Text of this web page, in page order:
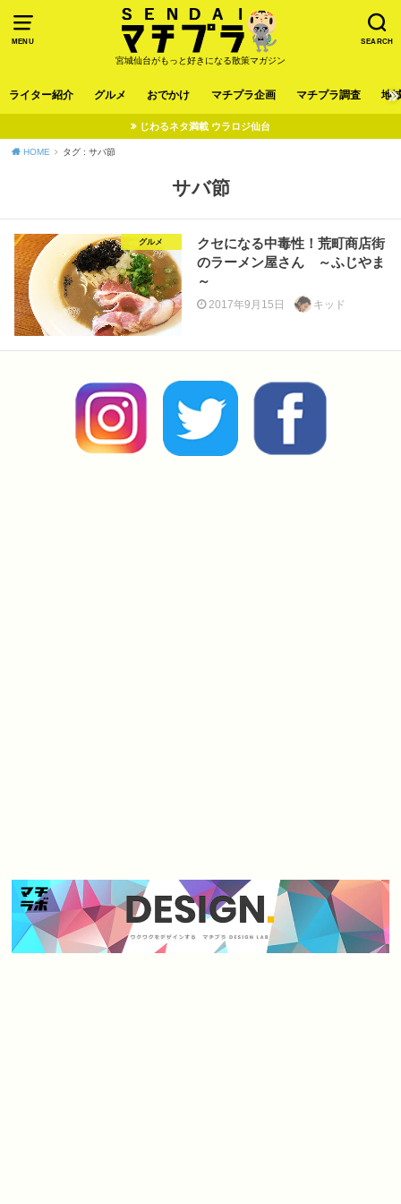
MENU SEARCH
宮城仙台がもっと好きになる散策マガジン
ライター紹介 グルメ おでかけ マチプラ企画 マチプラ調査 地
じわるネタ満載 ウラロジ仙台
HOME タグ : サバ節
サバ節
グルメ
クセになる中毒性！荒町商店街
のラーメン屋さん ～ふじやま
～
2017年9月15日 キッド